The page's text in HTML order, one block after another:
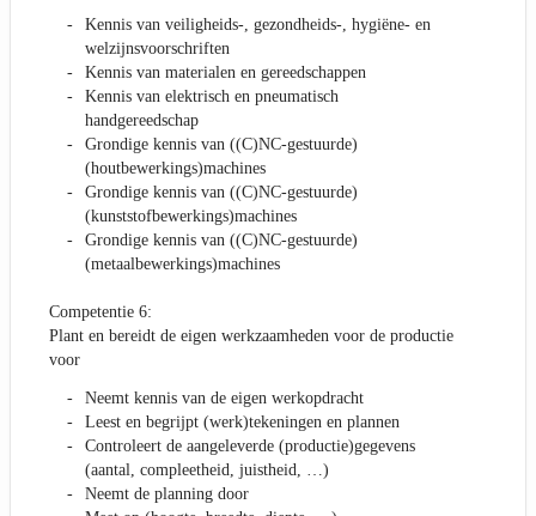
Kennis van veiligheids-, gezondheids-, hygiëne- en
welzijnsvoorschriften
Kennis van materialen en gereedschappen
Kennis van elektrisch en pneumatisch
handgereedschap
Grondige kennis van ((C)NC-gestuurde)
(houtbewerkings)machines
Grondige kennis van ((C)NC-gestuurde)
(kunststofbewerkings)machines
Grondige kennis van ((C)NC-gestuurde)
(metaalbewerkings)machines
Competentie 6:
Plant en bereidt de eigen werkzaamheden voor de productie
voor
Neemt kennis van de eigen werkopdracht
Leest en begrijpt (werk)tekeningen en plannen
Controleert de aangeleverde (productie)gegevens
(aantal, compleetheid, juistheid, …)
Neemt de planning door